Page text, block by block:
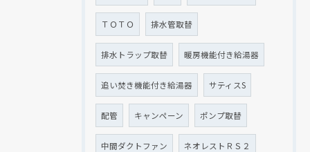
ＴＯＴＯ 排水管取替
排水トラップ取替 暖房機能付き給湯器
追い焚き機能付き給湯器 サティスS
配管 キャンペーン ポンプ取替
中間ダクトファン ネオレストＲＳ２